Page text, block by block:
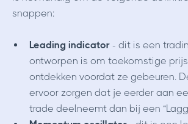
snappen:
Leading indicator - dit is een
ontworpen is om toekomstige
ontdekken voordat ze gebeuren.
ervoor zorgen dat je eerder aan
trade deelneemt dan bij een